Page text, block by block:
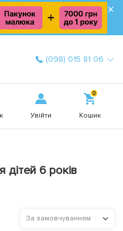
×
(098) 015 81 06
Увійти
0
Кошик
дітей 6 років
За замовчуванням